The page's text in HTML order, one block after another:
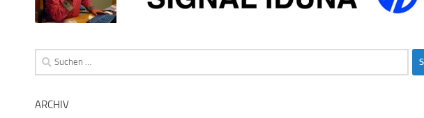
Suchen
nach:
ARCHIV